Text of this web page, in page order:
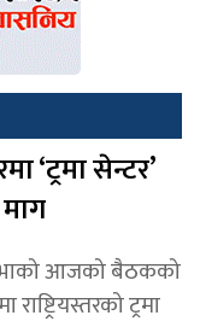
‘ट्रमा सेन्टर’
आजको बैठकको
ट्रमा